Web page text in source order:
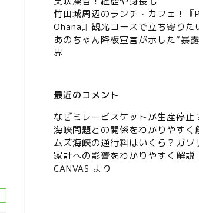
竹田城周辺のランチ・カフェ！
Ohana』観光コースで立ち寄りた
あのちゃん降板宣言が示した“暴
界
最近のコメント
なぜミレービスケットが生産停止
海峡問題との関係をわかりやすく
ムズ海峡の通行料はいくら？ガソ
家計への影響をわかりやすく解説
CANVAS より